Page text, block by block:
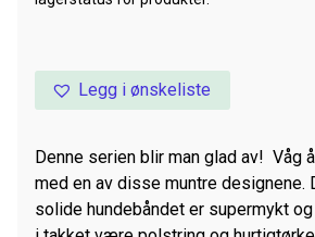
Legg i ønskeliste
Denne serien blir man glad av! Våg
med en av disse muntre designene.
solide hundebåndet er supermykt